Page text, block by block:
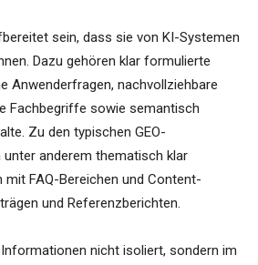
sein, dass sie von KI-Systemen
Dazu gehören klar formulierte
Anwenderfragen, nachvollziehbare
Fachbegriffe sowie semantisch
Zu den typischen GEO-
anderem thematisch klar
FAQ-Bereichen und Content-
und Referenzberichten.
nicht isoliert, sondern im